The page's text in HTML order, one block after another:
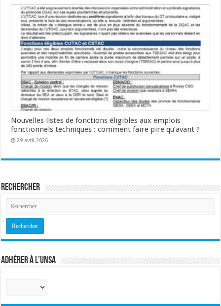
Nouvelles listes de fonctions éligibles aux emplois
fonctionnels techniques : comment faire pire qu’avant ?
29 avril 2026
Rechercher
Adhérer à l’UNSA
Sélectionnez
corps
: